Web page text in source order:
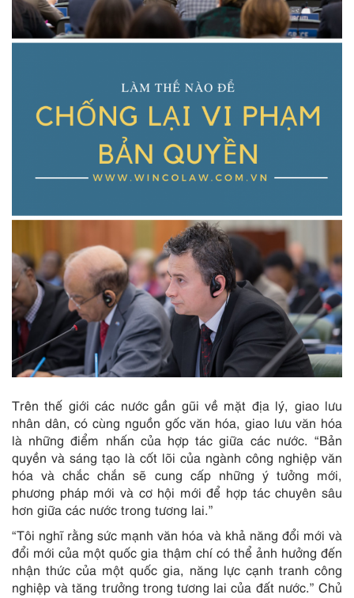
Trên thế giới các nước gần gũi về mặt địa lý, giao lưu
nhân dân, có cùng nguồn gốc văn hóa, giao lưu văn hóa
là những điểm nhấn của hợp tác giữa các nước. “Bản
quyền và sáng tạo là cốt lõi của ngành công nghiệp văn
hóa và chắc chắn sẽ cung cấp những ý tưởng mới,
phương pháp mới và cơ hội mới để hợp tác chuyên sâu
hơn giữa các nước trong tương lai.”
“Tôi nghĩ rằng sức mạnh văn hóa và khả năng đổi mới và
đổi mới của một quốc gia thậm chí có thể ảnh hưởng đến
nhận thức của một quốc gia, năng lực cạnh tranh công
nghiệp và tăng trưởng trong tương lai của đất nước.” Chủ